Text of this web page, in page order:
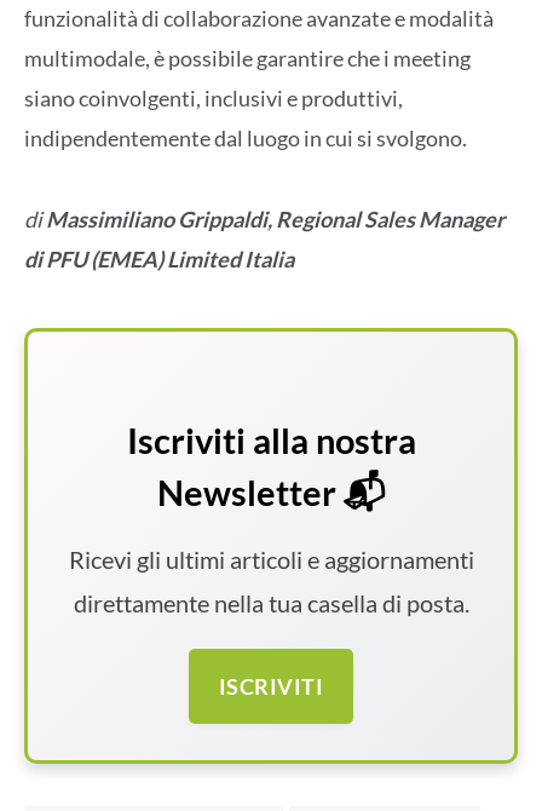
funzionalità di collaborazione avanzate e modalità
multimodale, è possibile garantire che i meeting
siano coinvolgenti, inclusivi e produttivi,
indipendentemente dal luogo in cui si svolgono.
diMassimiliano Grippaldi,Regional Sales Manager
di PFU (EMEA) Limited Italia
Iscriviti alla nostra
Newsletter 📬
Ricevi gli ultimi articoli e aggiornamenti
direttamente nella tua casella di posta.
ISCRIVITI